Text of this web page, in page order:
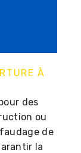
À
des
ou
de
la